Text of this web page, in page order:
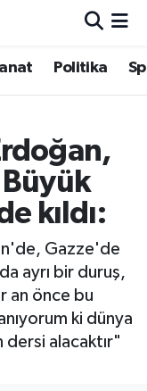
Politika
Büyük
kıldı:
Gazze'de
ayrı bir duruş,
an önce bu
ki dünya
dersi alacaktır"